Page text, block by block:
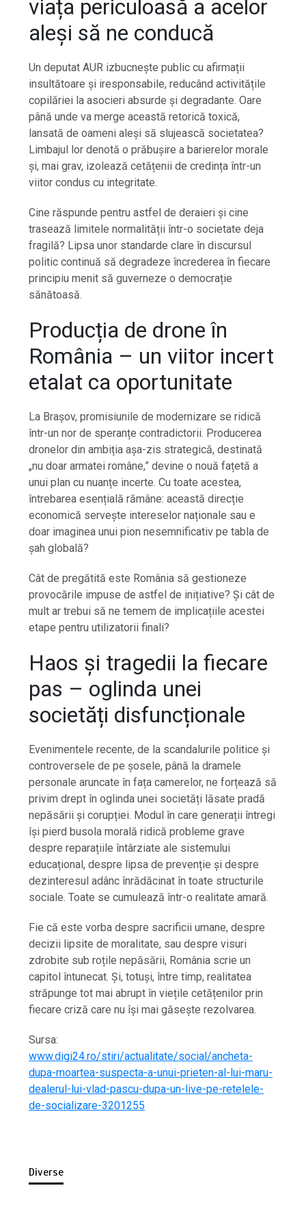
viața periculoasă a acelor
aleși să ne conducă
Un deputat AUR izbucnește public cu afirmații
insultătoare și iresponsabile, reducând activitățile
copilăriei la asocieri absurde și degradante. Oare
până unde va merge această retorică toxică,
lansată de oameni aleși să slujească societatea?
Limbajul lor denotă o prăbușire a barierelor morale
și, mai grav, izolează cetățenii de credința într-un
viitor condus cu integritate.
Cine răspunde pentru astfel de deraieri și cine
trasează limitele normalității într-o societate deja
fragilă? Lipsa unor standarde clare în discursul
politic continuă să degradeze încrederea în fiecare
principiu menit să guverneze o democrație
sănătoasă.
Producția de drone în
România – un viitor incert
etalat ca oportunitate
La Brașov, promisiunile de modernizare se ridică
într-un nor de speranțe contradictorii. Producerea
dronelor din ambiția așa-zis strategică, destinată
„nu doar armatei române,” devine o nouă fațetă a
unui plan cu nuanțe incerte. Cu toate acestea,
întrebarea esențială rămâne: această direcție
economică servește intereselor naționale sau e
doar imaginea unui pion nesemnificativ pe tabla de
șah globală?
Cât de pregătită este România să gestioneze
provocările impuse de astfel de inițiative? Și cât de
mult ar trebui să ne temem de implicațiile acestei
etape pentru utilizatorii finali?
Haos și tragedii la fiecare
pas – oglinda unei
societăți disfuncționale
Evenimentele recente, de la scandalurile politice și
controversele de pe șosele, până la dramele
personale aruncate în fața camerelor, ne forțează să
privim drept în oglinda unei societăți lăsate pradă
nepăsării și corupției. Modul în care generații întregi
își pierd busola morală ridică probleme grave
despre reparațiile întârziate ale sistemului
educațional, despre lipsa de prevenție și despre
dezinteresul adânc înrădăcinat în toate structurile
sociale. Toate se cumulează într-o realitate amară.
Fie că este vorba despre sacrificii umane, despre
decizii lipsite de moralitate, sau despre visuri
zdrobite sub roțile nepăsării, România scrie un
capitol întunecat. Și, totuși, între timp, realitatea
străpunge tot mai abrupt în viețile cetățenilor prin
fiecare criză care nu își mai găsește rezolvarea.
Sursa:
www.digi24.ro/stiri/actualitate/social/ancheta-
dupa-moartea-suspecta-a-unui-prieten-al-lui-maru-
dealerul-lui-vlad-pascu-dupa-un-live-pe-retelele-
de-socializare-3201255
Diverse